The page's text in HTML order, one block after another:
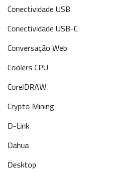
Conectividade USB
Conectividade USB-C
Conversação Web
Coolers CPU
CorelDRAW
Crypto Mining
D-Link
Dahua
Desktop